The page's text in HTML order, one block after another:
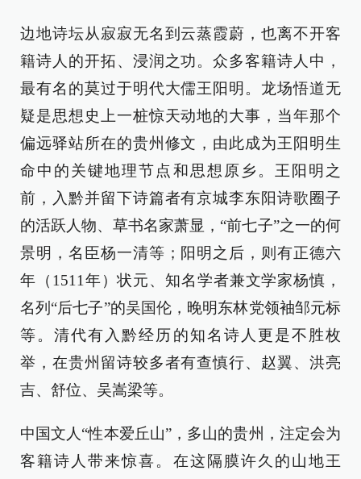
边地诗坛从寂寂无名到云蒸霞蔚，也离不开客
籍诗人的开拓、浸润之功。众多客籍诗人中，
最有名的莫过于明代大儒王阳明。龙场悟道无
疑是思想史上一桩惊天动地的大事，当年那个
偏远驿站所在的贵州修文，由此成为王阳明生
命中的关键地理节点和思想原乡。王阳明之
前，入黔并留下诗篇者有京城李东阳诗歌圈子
的活跃人物、草书名家萧显，“前七子”之一的何
景明，名臣杨一清等；阳明之后，则有正德六
年（1511年）状元、知名学者兼文学家杨慎，
名列“后七子”的吴国伦，晚明东林党领袖邹元标
等。清代有入黔经历的知名诗人更是不胜枚
举，在贵州留诗较多者有查慎行、赵翼、洪亮
吉、舒位、吴嵩梁等。
中国文人“性本爱丘山”，多山的贵州，注定会为
客籍诗人带来惊喜。在这隔膜许久的山地王